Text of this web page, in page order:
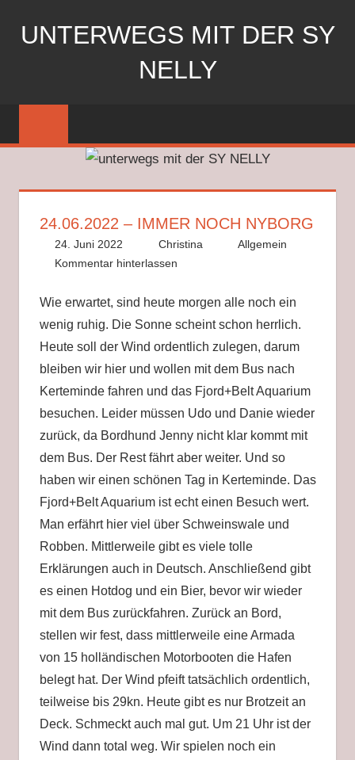
UNTERWEGS MIT DER SY
NELLY
24.06.2022 – IMMER NOCH NYBORG
24. Juni 2022 Christina
Allgemein
Kommentar hinterlassen
Wie erwartet, sind heute morgen alle noch ein
wenig ruhig. Die Sonne scheint schon herrlich.
Heute soll der Wind ordentlich zulegen, darum
bleiben wir hier und wollen mit dem Bus nach
Kerteminde fahren und das Fjord+Belt Aquarium
besuchen. Leider müssen Udo und Danie wieder
zurück, da Bordhund Jenny nicht klar kommt mit
dem Bus. Der Rest fährt aber weiter. Und so
haben wir einen schönen Tag in Kerteminde. Das
Fjord+Belt Aquarium ist echt einen Besuch wert.
Man erfährt hier viel über Schweinswale und
Robben. Mittlerweile gibt es viele tolle
Erklärungen auch in Deutsch. Anschließend gibt
es einen Hotdog und ein Bier, bevor wir wieder
mit dem Bus zurückfahren. Zurück an Bord,
stellen wir fest, dass mittlerweile eine Armada
von 15 holländischen Motorbooten die Hafen
belegt hat. Der Wind pfeift tatsächlich ordentlich,
teilweise bis 29kn. Heute gibt es nur Brotzeit an
Deck. Schmeckt auch mal gut. Um 21 Uhr ist der
Wind dann total weg. Wir spielen noch ein